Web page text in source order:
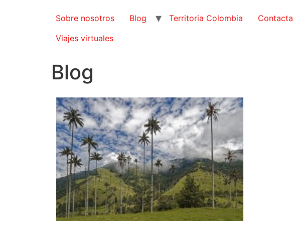
Sobre nosotros Blog Territoria Colombia Contacta
Viajes virtuales
Blog